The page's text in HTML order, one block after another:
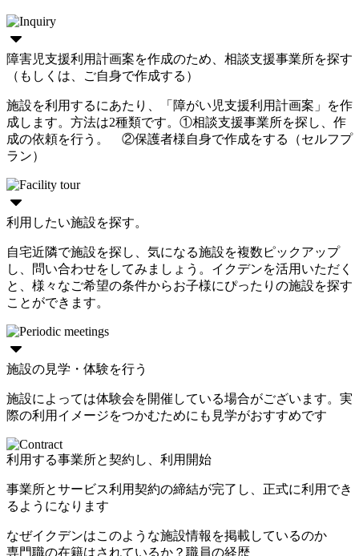
障害児支援利用計画案を作成のため、相談支援事業所を探す
（もしくは、ご自身で作成する）
施設を利用するにあたり、「障がい児支援利用計画案」を作
成します。方法は2種類です。①相談支援事業所を探し、作
成の依頼を行う。 ②保護者様自身で作成をする（セルフプ
ラン）
利用したい施設を探す。
自宅近隣で施設を探し、気になる施設を複数ピックアップ
し、問い合わせをしてみましょう。イクデンを活用いただく
と、様々なご希望の条件からお子様にぴったりの施設を探す
ことができます。
施設の見学・体験を行う
施設によっては体験会を開催している場合がございます。実
際の利用イメージをつかむためにも見学がおすすめです
利用する事業所と契約し、利用開始
事業所とサービス利用契約の締結が完了し、正式に利用でき
るようになります
なぜイクデンはこのような施設情報を掲載しているのか
専門職の在籍はされているか？職員の経歴